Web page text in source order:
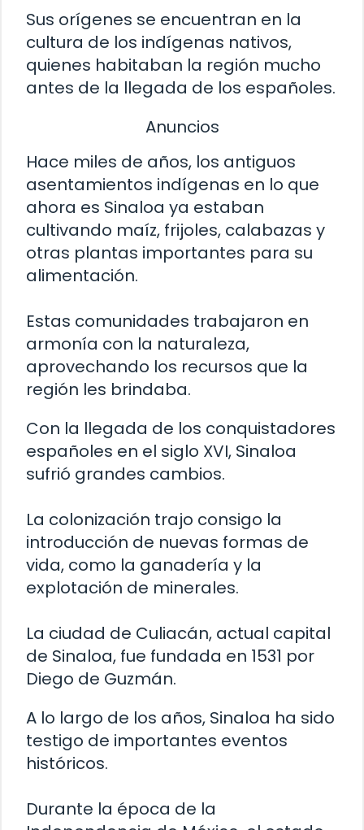
Sus orígenes se encuentran en la
cultura de los indígenas nativos,
quienes habitaban la región mucho
antes de la llegada de los españoles.
Anuncios
Hace miles de años, los antiguos
asentamientos indígenas en lo que
ahora es Sinaloa ya estaban
cultivando maíz, frijoles, calabazas y
otras plantas importantes para su
alimentación.
Estas comunidades trabajaron en
armonía con la naturaleza,
aprovechando los recursos que la
región les brindaba.
Con la llegada de los conquistadores
españoles en el siglo XVI, Sinaloa
sufrió grandes cambios.
La colonización trajo consigo la
introducción de nuevas formas de
vida, como la ganadería y la
explotación de minerales.
La ciudad de Culiacán, actual capital
de Sinaloa, fue fundada en 1531 por
Diego de Guzmán.
A lo largo de los años, Sinaloa ha sido
testigo de importantes eventos
históricos.
Durante la época de la